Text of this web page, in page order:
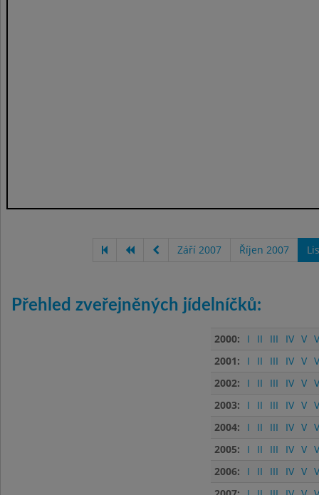
Září 2007 Říjen 2007
Přehled zveřejněných jídelníčků:
2000: I II III IV V
2001:
I II III IV V
2002:
I II III IV V
2003:
I II III IV V
2004:
I II III IV V
2005:
I II III IV V
2006:
I II III IV V